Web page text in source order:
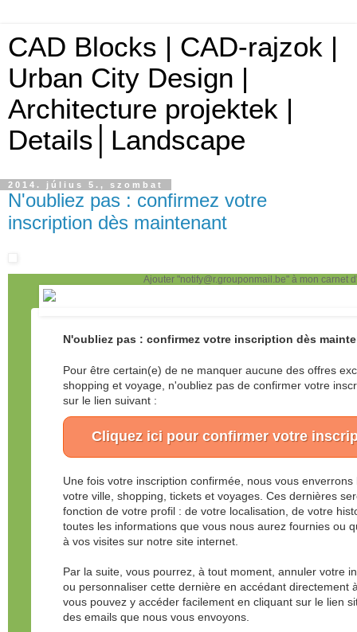
CAD Blocks | CAD-rajzok |
Urban City Design |
Architecture projektek |
Details│Landscape
2014. július 5., szombat
N'oubliez pas : confirmez votre
inscription dès maintenant
Ajouter "notify@r.grouponmail.be" à mon carnet
N'oubliez pas : confirmez votre inscription dès
Pour être certain(e) de ne manquer aucune des offres
shopping et voyage, n'oubliez pas de confirmer votre
sur le lien suivant :
Cliquez ici pour confirmer votre
Une fois votre inscription confirmée, nous vous
votre ville, shopping, tickets et voyages. Ces dernières
fonction de votre profil : de votre localisation, de votre
toutes les informations que vous nous aurez fournies ou
à vos visites sur notre site internet.
Par la suite, vous pourrez, à tout moment, annuler votre
ou personnaliser cette dernière en accédant directement
vous pouvez y accéder facilement en cliquant sur le lien
des emails que nous vous envoyons.